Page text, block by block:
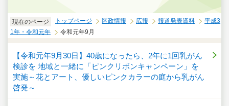
現在のページ トップページ 区政情報 広報 報道発表資料
平成3
1年・令和元年
令和元年9月
【令和元年9月30日】40歳になったら、2年に1回乳がん
検診を 地域と一緒に「ピンクリボンキャンペーン」を
実施～花とアート、優しいピンクカラーの庭から乳がん
啓発～